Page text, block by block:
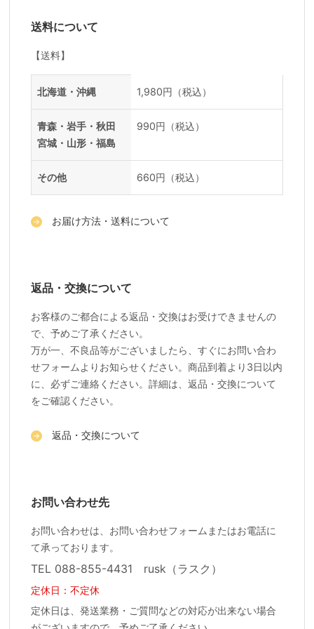
送料について
【送料】
地域 料金
北海道・沖縄 1,980円（税込）
青森・岩手・秋田
宮城・山形・福島
990円（税込）
その他 660円（税込）
お届け方法・送料について
返品・交換について
お客様のご都合による返品・交換はお受けできませんの
で、予めご了承ください。
万が一、不良品等がございましたら、すぐにお問い合わ
せフォームよりお知らせください。商品到着より3日以内
に、必ずご連絡ください。詳細は、返品・交換について
をご確認ください。
返品・交換について
お問い合わせ先
お問い合わせは、お問い合わせフォームまたはお電話に
て承っております。
TEL 088-855-4431 rusk（ラスク）
定休日：不定休
定休日は、発送業務・ご質問などの対応が出来ない場合